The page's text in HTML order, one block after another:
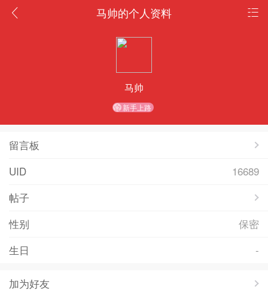
马帅的个人资料
马帅
新手上路
留言板
UID
16689
帖子
性别
保密
生日
-
加为好友